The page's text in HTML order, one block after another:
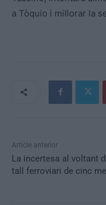
a Tòquio i millorar la
Article anterior
La incertesa al voltant
tall ferroviari de cinc